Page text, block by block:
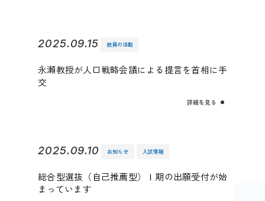
2025.09.15 教員の活動
永瀬教授が人口戦略会議による提言を首相に手
交
詳細を見る
2025.09.10 お知らせ 入試情報
総合型選抜（自己推薦型）Ⅰ期の出願受付が始
まっています